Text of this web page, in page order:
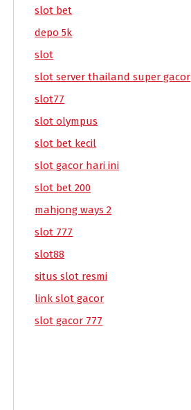
slot bet
depo 5k
slot
slot server thailand super gacor
slot77
slot olympus
slot bet kecil
slot gacor hari ini
slot bet 200
mahjong ways 2
slot 777
slot88
situs slot resmi
link slot gacor
slot gacor 777